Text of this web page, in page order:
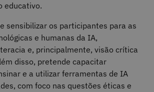
educativo.
sensibilizar os participantes para as
e humanas da IA,
e, principalmente, visão crítica
disso, pretende capacitar
e a utilizar ferramentas de IA
com foco nas questões éticas e